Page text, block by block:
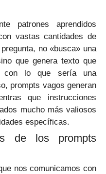
patrones aprendidos
vastas cantidades de
no «busca» una
que genera texto que
con lo que sería una
prompts vagos generan
que instrucciones
mucho más valiosos
específicas.
de los prompts
nos comunicamos con